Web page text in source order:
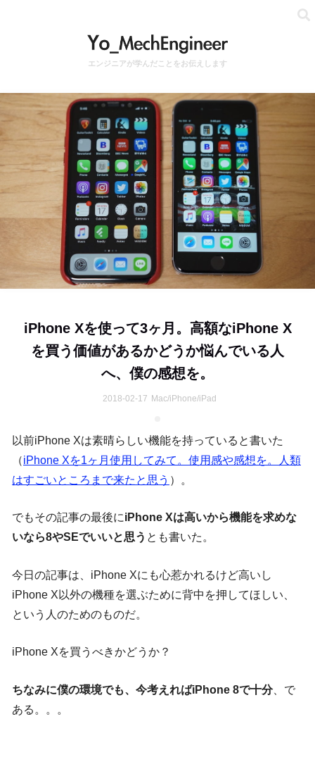
エンジニアが学んだことをお伝えします
iPhone Xを使って3ヶ月。高額なiPhone X
を買う価値があるかどうか悩んでいる人
へ、僕の感想を。
2018-02-17 Mac/iPhone/iPad
以前iPhone Xは素晴らしい機能を持っていると書いた
（iPhone Xを1ヶ月使用してみて。使用感や感想を。人類
はすごいところまで来たと思う ）。
でもその記事の最後にiPhone Xは高いから機能を求めな
いなら8やSEでいいと思う とも書いた。
今日の記事は、iPhone Xにも心惹かれるけど高いし
iPhone X以外の機種を選ぶために背中を押してほしい、
という人のためのものだ。
iPhone Xを買うべきかどうか？
ちなみに僕の環境でも、今考えればiPhone 8で十分、で
ある。。。